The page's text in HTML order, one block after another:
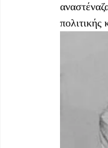
πολιτικής